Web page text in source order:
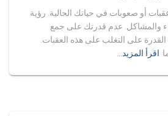
أو صعوبات في حياتك الحالية. رؤية
والمشاكل. عدم قدرتك على جمع
على التغلب على هذه العقبات.
اقرأ المزيد…